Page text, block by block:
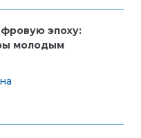
эпоху:
молодым